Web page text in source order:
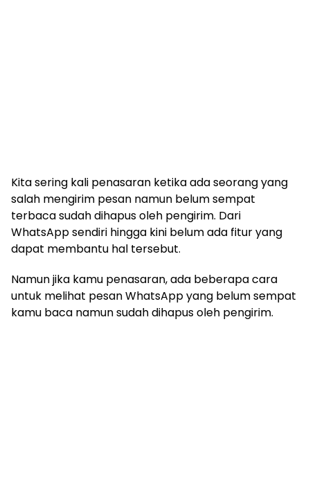
Kita sering kali penasaran ketika ada seorang yang
salah mengirim pesan namun belum sempat
terbaca sudah dihapus oleh pengirim. Dari
WhatsApp sendiri hingga kini belum ada fitur yang
dapat membantu hal tersebut.
Namun jika kamu penasaran, ada beberapa cara
untuk melihat pesan WhatsApp yang belum sempat
kamu baca namun sudah dihapus oleh pengirim.